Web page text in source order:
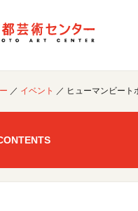
ご利用案内
イベントに参
開催中のイベント
制作室を使う
／ イベント ／ ヒューマンビート
イベント